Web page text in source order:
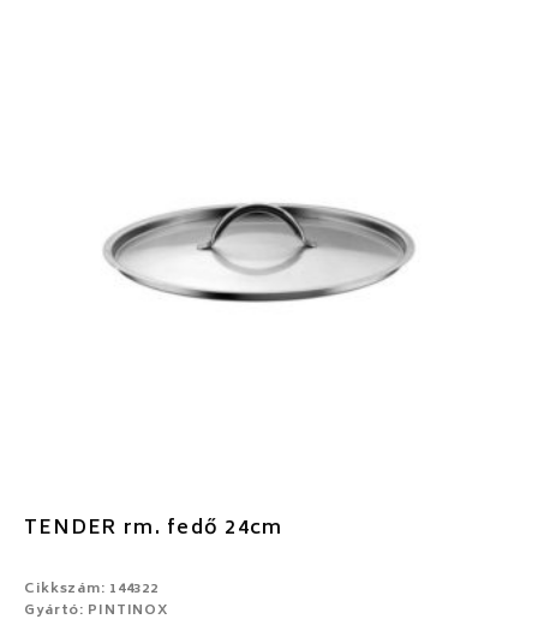
TENDER rm. fedő 24cm
Cikkszám: 144322
Gyártó: PINTINOX